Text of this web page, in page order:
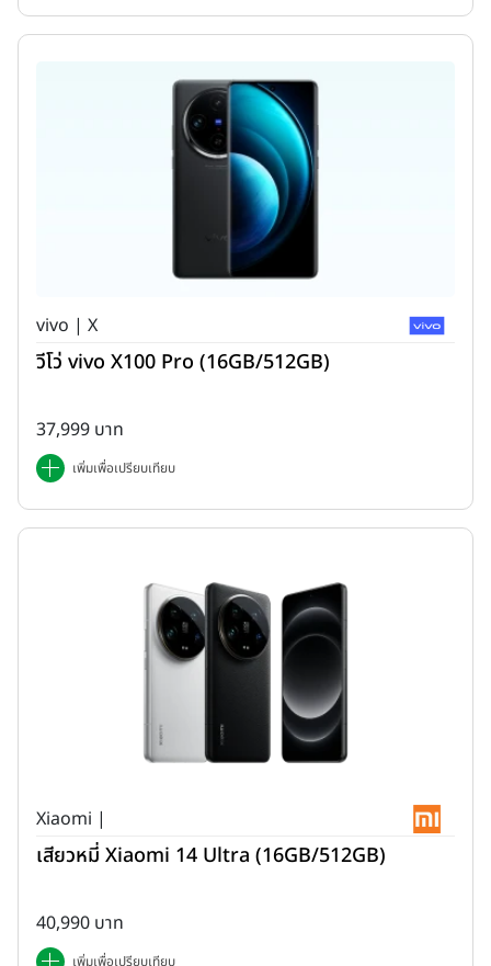
vivo | X
วีโว่ vivo X100 Pro (16GB/512GB)
37,999 บาท
เพิ่มเพื่อเปรียบเทียบ
Xiaomi |
เสียวหมี่ Xiaomi 14 Ultra (16GB/512GB)
40,990 บาท